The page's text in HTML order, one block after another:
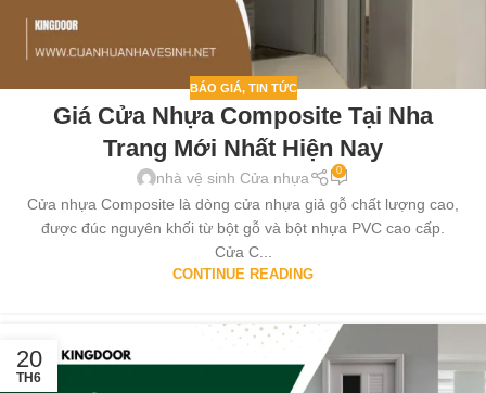
BÁO GIÁ, TIN TỨC
Giá Cửa Nhựa Composite Tại Nha
Trang Mới Nhất Hiện Nay
nhà vệ sinh Cửa nhựa 0
Cửa nhựa Composite là dòng cửa nhựa giả gỗ chất lượng cao,
được đúc nguyên khối từ bột gỗ và bột nhựa PVC cao cấp.
Cửa C...
CONTINUE READING
20
TH6